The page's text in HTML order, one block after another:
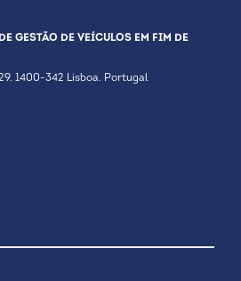
GESTÃO DE VEÍCULOS EM FIM DE
1400-342 Lisboa. Portugal